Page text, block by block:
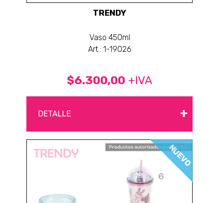
TRENDY
Vaso 450ml
Art.: 1-19026
$6.300,00 +IVA
DETALLE +
NUEVO